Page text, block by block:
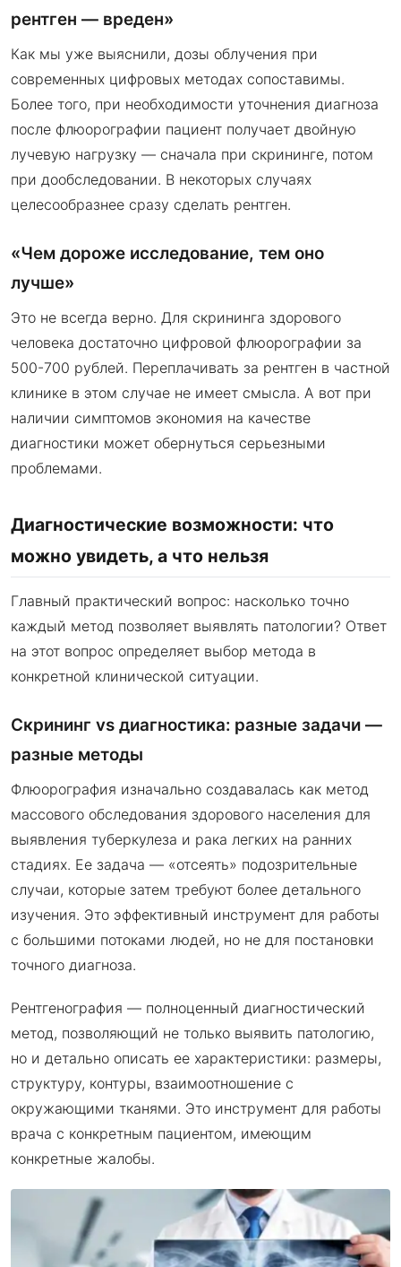
рентген — вреден»
Как мы уже выяснили, дозы облучения при
современных цифровых методах сопоставимы.
Более того, при необходимости уточнения диагноза
после флюорографии пациент получает двойную
лучевую нагрузку — сначала при скрининге, потом
при дообследовании. В некоторых случаях
целесообразнее сразу сделать рентген.
«Чем дороже исследование, тем оно
лучше»
Это не всегда верно. Для скрининга здорового
человека достаточно цифровой флюорографии за
500-700 рублей. Переплачивать за рентген в частной
клинике в этом случае не имеет смысла. А вот при
наличии симптомов экономия на качестве
диагностики может обернуться серьезными
проблемами.
Диагностические возможности: что
можно увидеть, а что нельзя
Главный практический вопрос: насколько точно
каждый метод позволяет выявлять патологии? Ответ
на этот вопрос определяет выбор метода в
конкретной клинической ситуации.
Скрининг vs диагностика: разные задачи —
разные методы
Флюорография изначально создавалась как метод
массового обследования здорового населения для
выявления туберкулеза и рака легких на ранних
стадиях. Ее задача — «отсеять» подозрительные
случаи, которые затем требуют более детального
изучения. Это эффективный инструмент для работы
с большими потоками людей, но не для постановки
точного диагноза.
Рентгенография — полноценный диагностический
метод, позволяющий не только выявить патологию,
но и детально описать ее характеристики: размеры,
структуру, контуры, взаимоотношение с
окружающими тканями. Это инструмент для работы
врача с конкретным пациентом, имеющим
конкретные жалобы.